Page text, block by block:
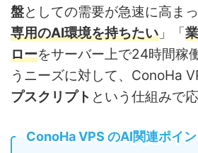
盤としての需要が急速に高ま
専用のAI環境を持ちたい 」「
ローをサーバー上で24時間稼
うニーズに対して、ConoHa
プスクリプト という仕組みで
ConoHa VPS のAI関連ポイン